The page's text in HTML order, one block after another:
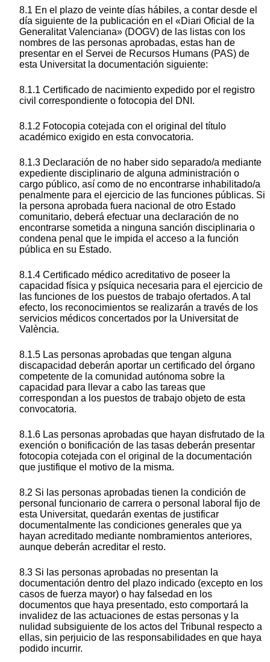
8.1 En el plazo de veinte días hábiles, a contar desde el
día siguiente de la publicación en el «Diari Oficial de la
Generalitat Valenciana» (DOGV) de las listas con los
nombres de las personas aprobadas, estas han de
presentar en el Servei de Recursos Humans (PAS) de
esta Universitat la documentación siguiente:
8.1.1 Certificado de nacimiento expedido por el registro
civil correspondiente o fotocopia del DNI.
8.1.2 Fotocopia cotejada con el original del título
académico exigido en esta convocatoria.
8.1.3 Declaración de no haber sido separado/a mediante
expediente disciplinario de alguna administración o
cargo público, así como de no encontrarse inhabilitado/a
penalmente para el ejercicio de las funciones públicas. Si
la persona aprobada fuera nacional de otro Estado
comunitario, deberá efectuar una declaración de no
encontrarse sometida a ninguna sanción disciplinaria o
condena penal que le impida el acceso a la función
pública en su Estado.
8.1.4 Certificado médico acreditativo de poseer la
capacidad física y psíquica necesaria para el ejercicio de
las funciones de los puestos de trabajo ofertados. A tal
efecto, los reconocimientos se realizarán a través de los
servicios médicos concertados por la Universitat de
València.
8.1.5 Las personas aprobadas que tengan alguna
discapacidad deberán aportar un certificado del órgano
competente de la comunidad autónoma sobre la
capacidad para llevar a cabo las tareas que
correspondan a los puestos de trabajo objeto de esta
convocatoria.
8.1.6 Las personas aprobadas que hayan disfrutado de la
exención o bonificación de las tasas deberán presentar
fotocopia cotejada con el original de la documentación
que justifique el motivo de la misma.
8.2 Si las personas aprobadas tienen la condición de
personal funcionario de carrera o personal laboral fijo de
esta Universitat, quedarán exentas de justificar
documentalmente las condiciones generales que ya
hayan acreditado mediante nombramientos anteriores,
aunque deberán acreditar el resto.
8.3 Si las personas aprobadas no presentan la
documentación dentro del plazo indicado (excepto en los
casos de fuerza mayor) o hay falsedad en los
documentos que haya presentado, esto comportará la
invalidez de las actuaciones de estas personas y la
nulidad subsiguiente de los actos del Tribunal respecto a
ellas, sin perjuicio de las responsabilidades en que haya
podido incurrir.